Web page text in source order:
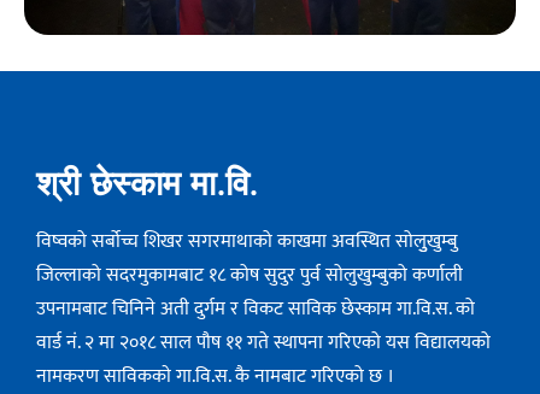
श्री छेस्काम मा.वि.
विष्वको सर्बोच्च शिखर सगरमाथाको काखमा अवस्थित सोलुुखुम्बु
जिल्लाको सदरमुकामबाट १८ कोष सुदुर पुर्व सोलुखुम्बुको कर्णाली
उपनामबाट चिनिने अती दुर्गम र विकट साविक छेस्काम गा.वि.स. को
वार्ड नं. २ मा २०१८ साल पौष ११ गते स्थापना गरिएको यस विद्यालयको
नामकरण साविककाे गा.वि.स. कै नामबाट गरिएको छ ।